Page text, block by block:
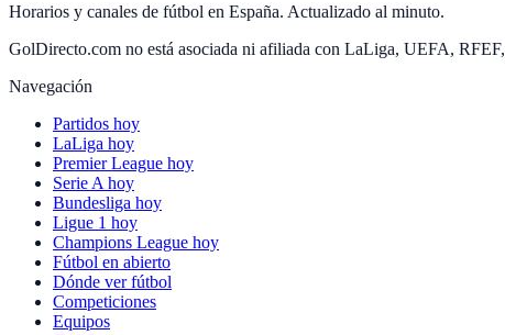
Horarios y canales de fútbol en España. Actualizado al minuto.
GolDirecto.com no está asociada ni afiliada con LaLiga, UEFA,
Navegación
Partidos hoy
LaLiga hoy
Premier League hoy
Serie A hoy
Bundesliga hoy
Ligue 1 hoy
Champions League hoy
Fútbol en abierto
Dónde ver fútbol
Competiciones
Equipos